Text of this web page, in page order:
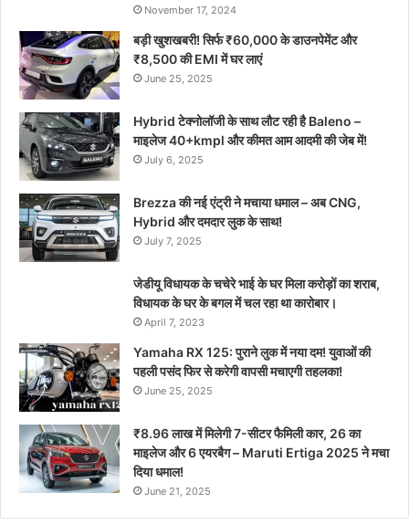
November 17, 2024
बड़ी खुशखबरी! सिर्फ ₹60,000 के डाउनपेमेंट और
₹8,500 की EMI में घर लाएं
June 25, 2025
Hybrid टेक्नोलॉजी के साथ लौट रही है Baleno –
माइलेज 40+kmpl और कीमत आम आदमी की जेब में!
July 6, 2025
Brezza की नई एंट्री ने मचाया धमाल – अब CNG,
Hybrid और दमदार लुक के साथ!
July 7, 2025
जेडीयू विधायक के चचेरे भाई के घर मिला करोड़ों का शराब,
विधायक के घर के बगल में चल रहा था कारोबार।
April 7, 2023
Yamaha RX 125: पुराने लुक में नया दम! युवाओं की
पहली पसंद फिर से करेगी वापसी मचाएगी तहलका!
June 25, 2025
₹8.96 लाख में मिलेगी 7-सीटर फैमिली कार, 26 का
माइलेज और 6 एयरबैग – Maruti Ertiga 2025 ने मचा
दिया धमाल!
June 21, 2025